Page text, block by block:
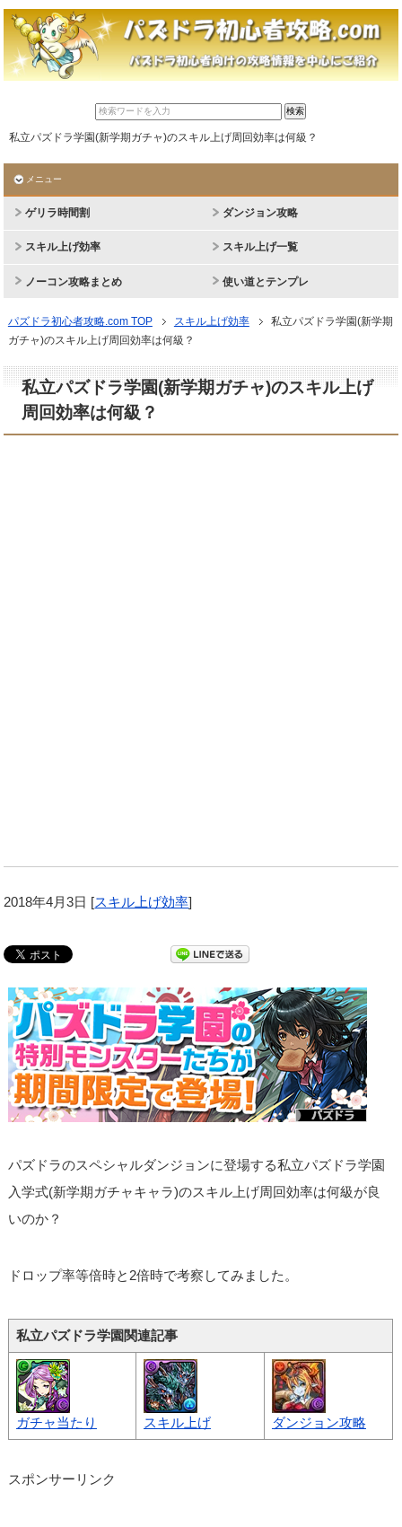
私立パズドラ学園(新学期ガチャ)のスキル上げ周回効率は何級？
メニュー
ゲリラ時間割 ダンジョン攻略
スキル上げ効率 スキル上げ一覧
ノーコン攻略まとめ 使い道とテンプレ
パズドラ初心者攻略.com TOP スキル上げ効率
私立パズドラ学園(新学期
ガチャ)のスキル上げ周回効率は何級？
私立パズドラ学園(新学期ガチャ)のスキル上げ
周回効率は何級？
2018年4月3日 [スキル上げ効率]
パズドラのスペシャルダンジョンに登場する私立パズドラ学園
入学式(新学期ガチャキャラ)のスキル上げ周回効率は何級が良
いのか？
ドロップ率等倍時と2倍時で考察してみました。
私立パズドラ学園関連記事
ガチャ当たり スキル上げ ダンジョン攻略
スポンサーリンク